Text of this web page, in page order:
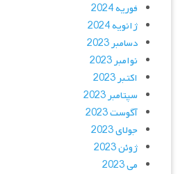
فوریه 2024
ژانویه 2024
دسامبر 2023
نوامبر 2023
اکتبر 2023
سپتامبر 2023
آگوست 2023
جولای 2023
ژوئن 2023
می 2023